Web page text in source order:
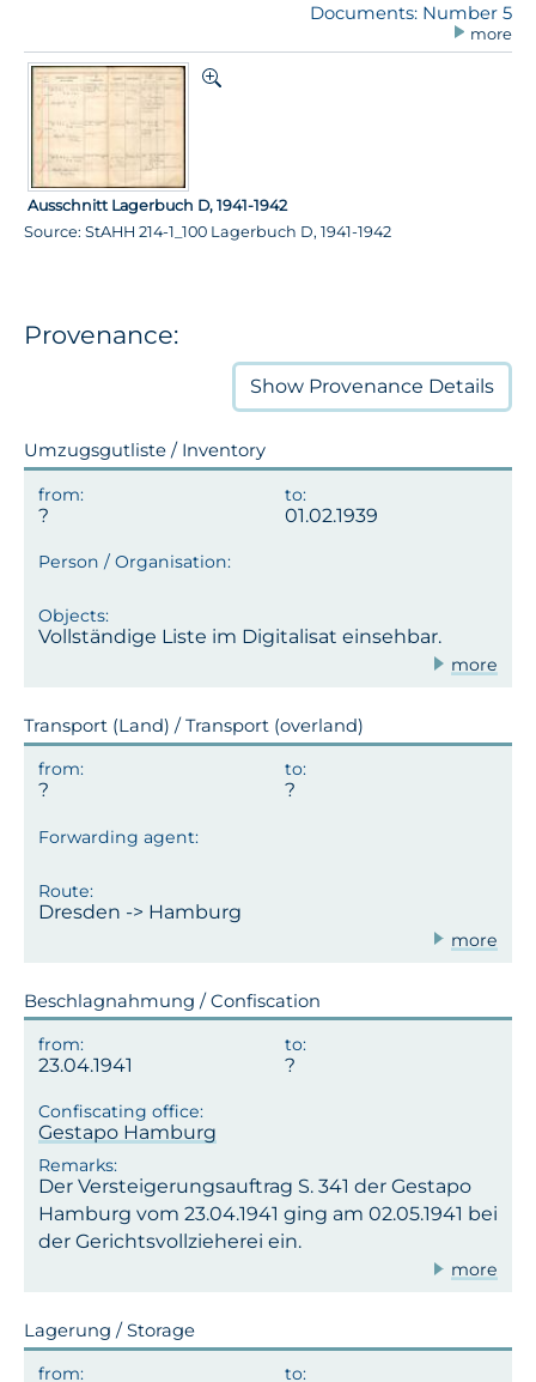
Documents: Number 5
more
Ausschnitt Lagerbuch D, 1941-1942
Source: StAHH 214-1_100 Lagerbuch D, 1941-1942
Provenance:
Show Provenance Details
Umzugsgutliste / Inventory
01.02.1939
Vollständige Liste im Digitalisat einsehbar.
more
Transport (Land) / Transport (overland)
Dresden -> Hamburg
more
Beschlagnahmung / Confiscation
23.04.1941
Gestapo Hamburg
Der Versteigerungsauftrag S. 341 der Gestapo
Hamburg vom 23.04.1941 ging am 02.05.1941 bei
der Gerichtsvollzieherei ein.
more
Lagerung / Storage